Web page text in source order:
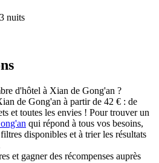
nuits
d'hôtel à Xian de Gong'an ?
de Gong'an à partir de 42 € : de
et toutes les envies ! Pour trouver un
qui répond à tous vos besoins,
disponibles et à trier les résultats
et gagner des récompenses auprès